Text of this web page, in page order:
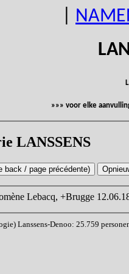
»»» voor elke
LANSSENS
Lebacq, +Brugge
Lanssens-Denoo: 25.759